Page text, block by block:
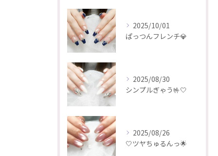
2025/10/01
ぱっつんフレンチ💎
2025/08/30
シンプルぎゃう🤟🤍
2025/08/26
🤍ツヤちゅるんっ🌟